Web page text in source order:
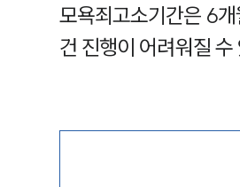
모욕죄고소기간은 6
건 진행이 어려워질 수